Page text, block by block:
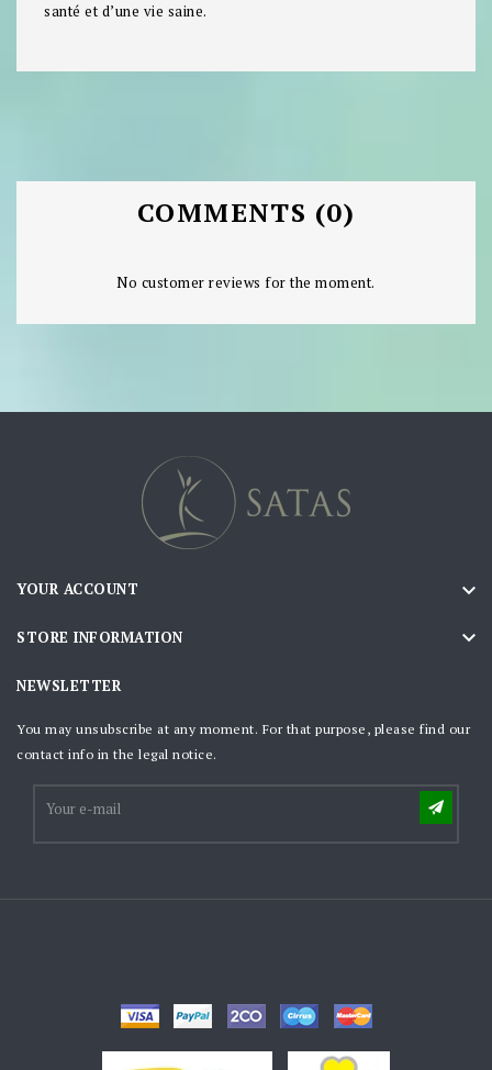
santé et d’une vie saine.
COMMENTS (0)
No customer reviews for the moment.
YOUR ACCOUNT 
STORE INFORMATION 
NEWSLETTER
You may unsubscribe at any moment. For that purpose, please find our
contact info in the legal notice.